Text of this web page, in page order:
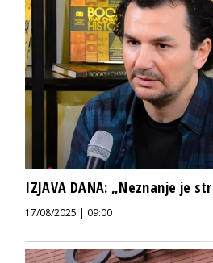
IZJAVA DANA: „Neznanje je
17/08/2025 | 09:00